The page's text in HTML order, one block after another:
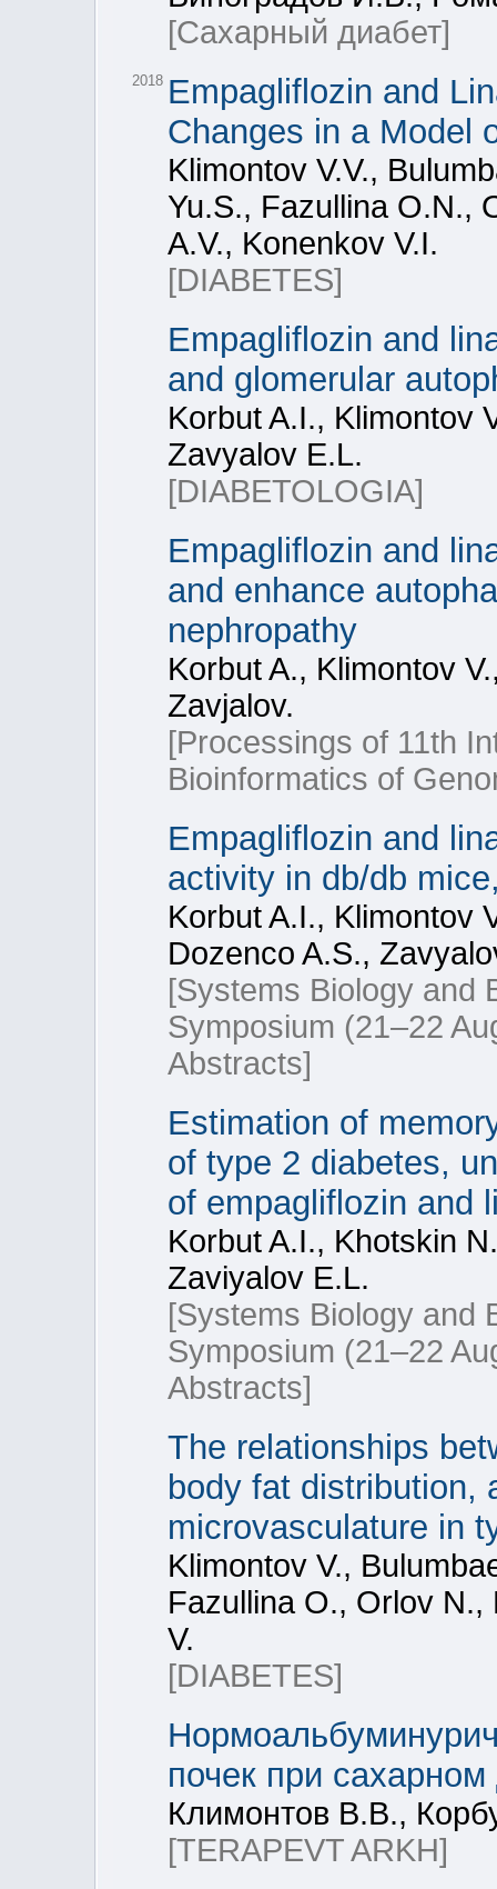
[Сахарный диабет]
2018 Empagliflozin and
Changes in a Model
Klimontov V.V.,
Yu.S., Fazullina O.N.,
A.V., Konenkov V.I.
[DIABETES]
Empagliflozin and
and glomerular
Korbut A.I., Klimontov
Zavyalov E.L.
[DIABETOLOGIA]
Empagliflozin and
and enhance
nephropathy
Korbut A., Klimontov
Zavjalov.
[Processings of 11th
Bioinformatics of
Empagliflozin and
activity in db/db
Korbut A.I., Klimontov
Dozenco A.S.,
[Systems Biology and
Symposium (21–22
Abstracts]
Estimation of
of type 2 diabetes,
of empagliflozin and
Korbut A.I., Khotskin
Zaviyalov E.L.
[Systems Biology and
Symposium (21–22
Abstracts]
The relationships
body fat distribution,
microvasculature in
Klimontov V.,
Fazullina O., Orlov
V.
[DIABETES]
почек при сахарном
Климонтов В.В.,
[TERAPEVT ARKH]